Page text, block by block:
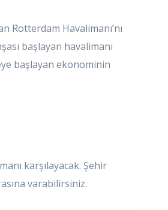
Rotterdam Havalimanı’nı
başlayan havalimanı
başlayan ekonominin
karşılayacak. Şehir
varabilirsiniz.